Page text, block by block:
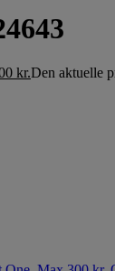
kr.Den aktuelle